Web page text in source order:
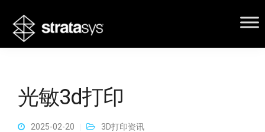
光敏3d打印
2025-02-20 3D打印资讯